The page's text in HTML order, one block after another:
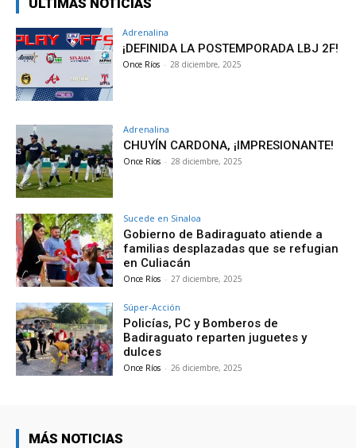
ÚLTIMAS NOTICIAS
Adrenalina
¡DEFINIDA LA POSTEMPORADA LBJ 2F!
Once Ríos - 28 diciembre, 2025
Adrenalina
CHUYÍN CARDONA, ¡IMPRESIONANTE!
Once Ríos - 28 diciembre, 2025
Sucede en Sinaloa
Gobierno de Badiraguato atiende a
familias desplazadas que se refugian
en Culiacán
Once Ríos - 27 diciembre, 2025
Súper-Acción
Policías, PC y Bomberos de
Badiraguato reparten juguetes y
dulces
Once Ríos - 26 diciembre, 2025
MÁS NOTICIAS